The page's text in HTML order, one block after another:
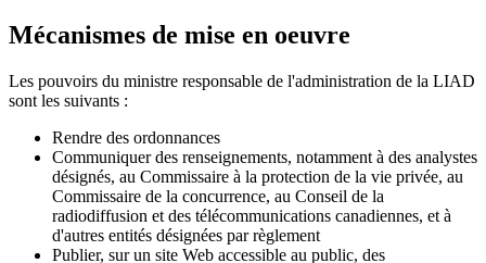
Mécanismes de mise en oeuvre
Les pouvoirs du ministre responsable de l'administration de la LIAD
sont les suivants :
Rendre des ordonnances
Communiquer des renseignements, notamment à des analystes
désignés, au Commissaire à la protection de la vie privée, au
Commissaire de la concurrence, au Conseil de la
radiodiffusion et des télécommunications canadiennes, et à
d'autres entités désignées par règlement
Publier, sur un site Web accessible au public, des